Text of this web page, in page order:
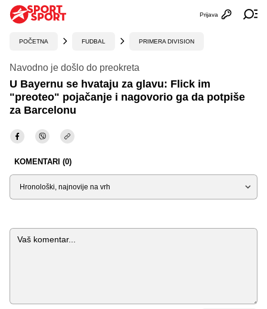
Otvori
Prijava
POČETNA FUDBAL PRIMERA DIVISION
Navodno je došlo do preokreta
U Bayernu se hvataju za glavu: Flick im
"preoteo" pojačanje i nagovorio ga da potpiše
za Barcelonu
KOMENTARI (0)
Sortiraj
Komentar